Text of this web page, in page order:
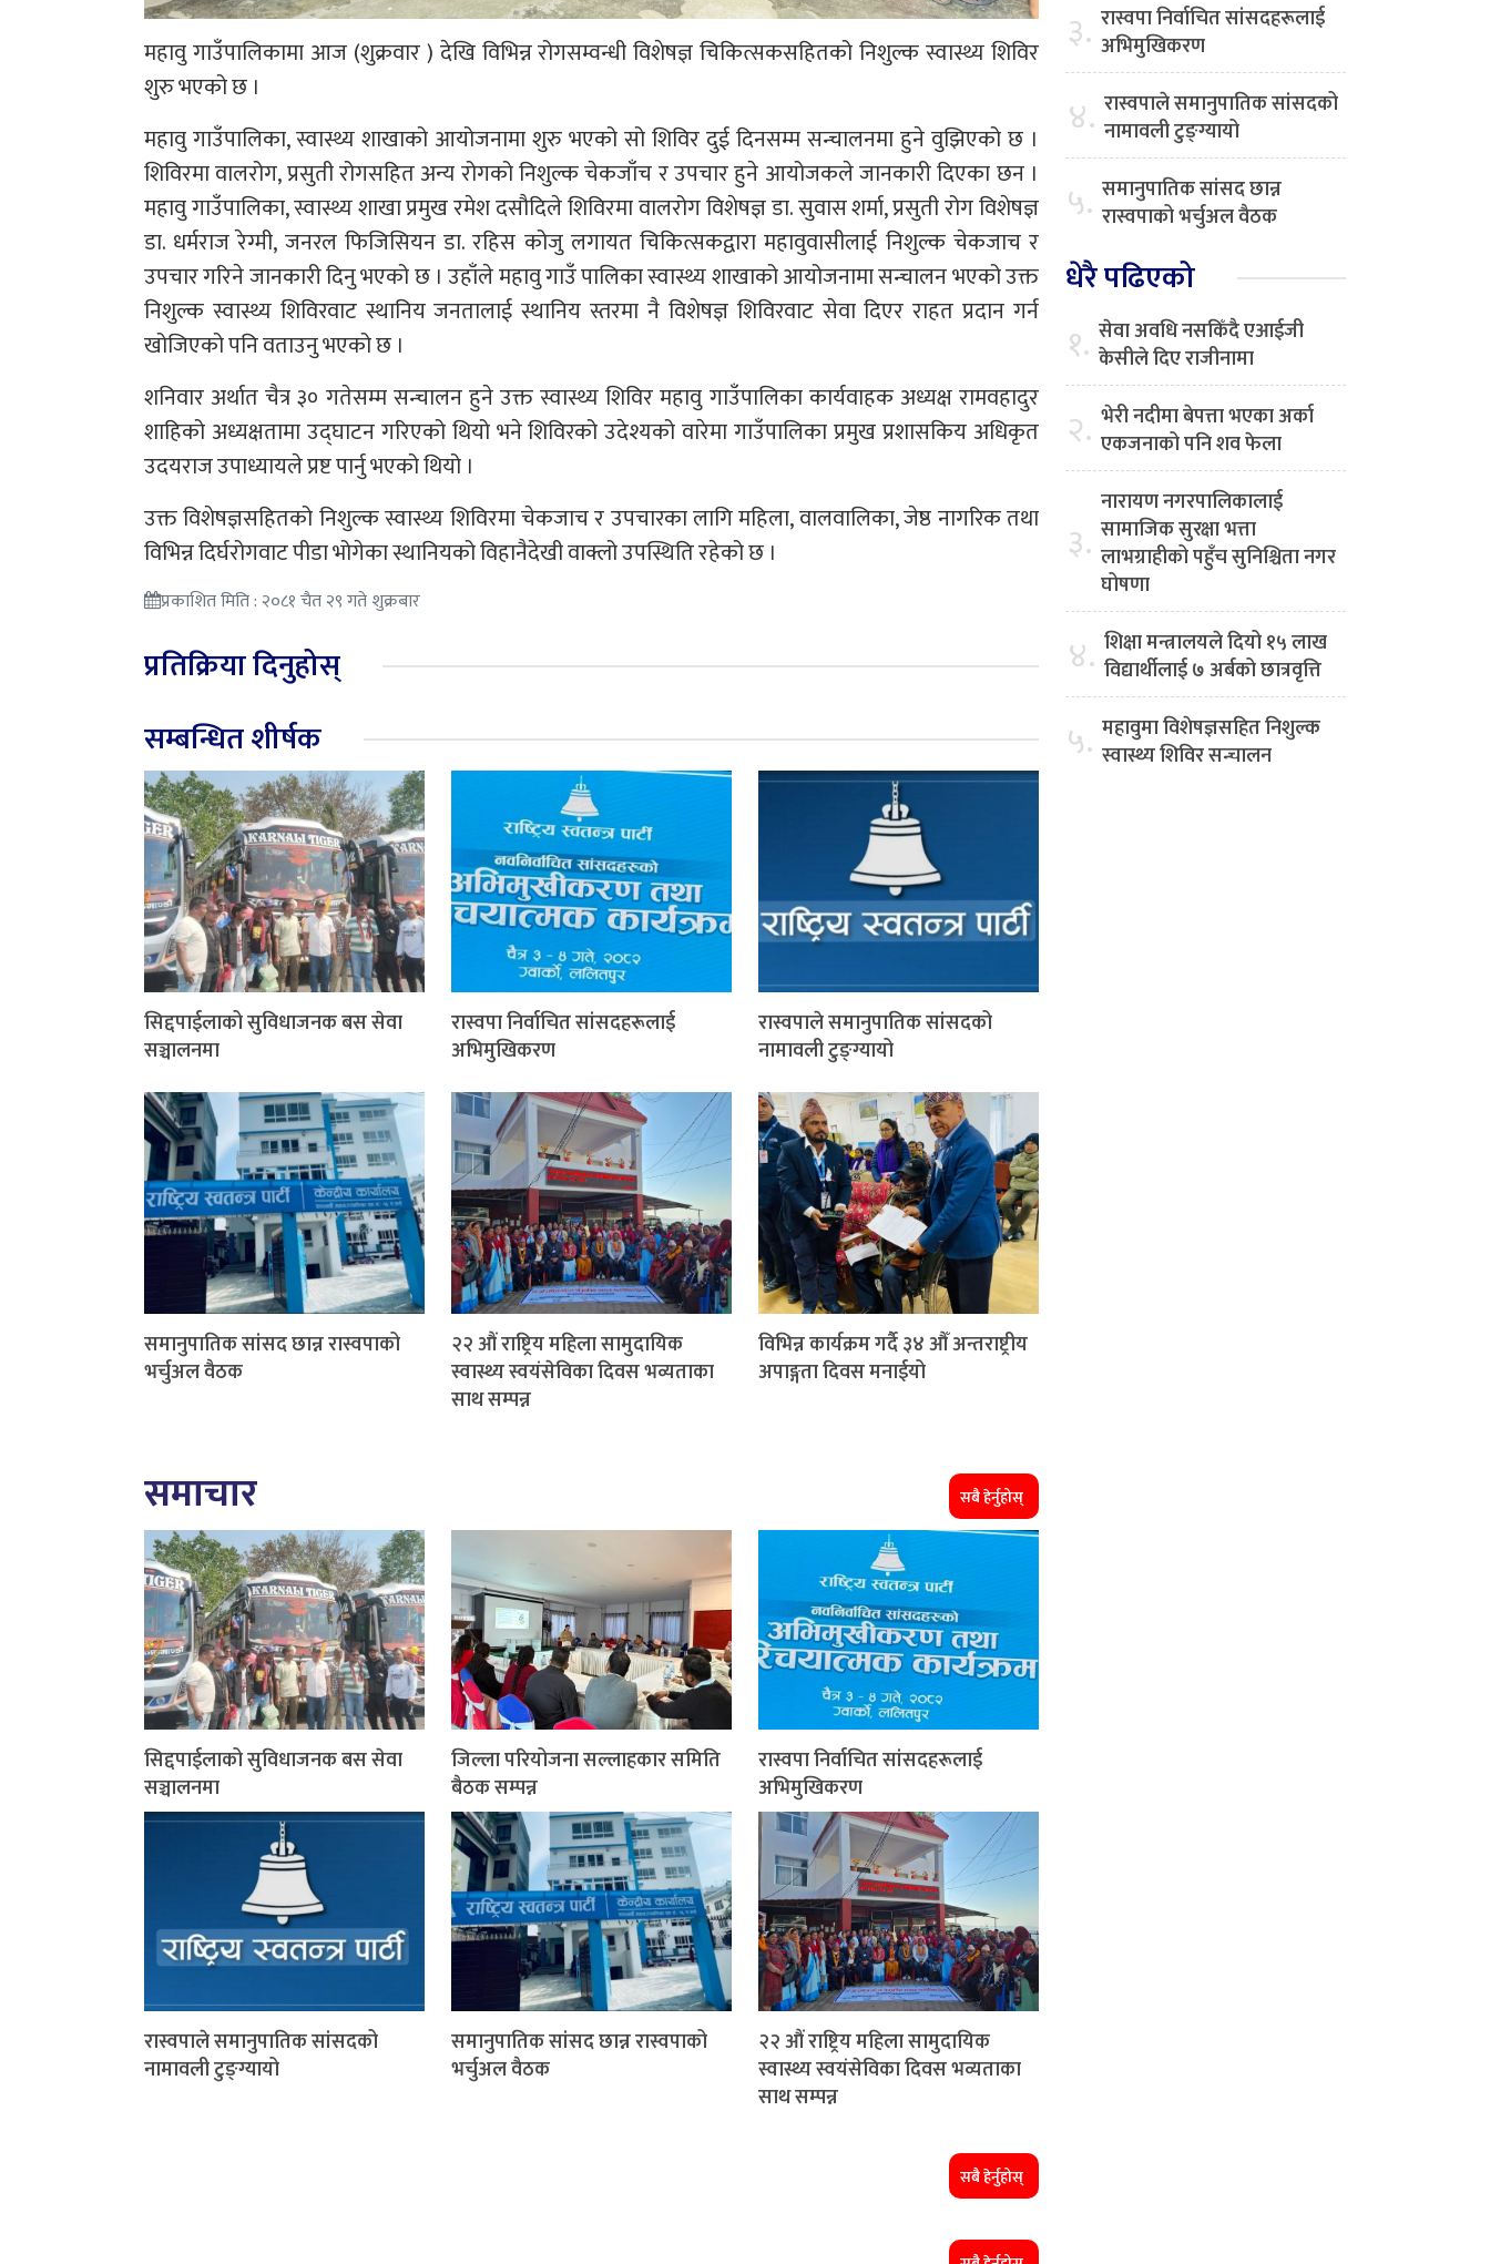
महावु गाउँपालिकामा आज (शुक्रवार ) देखि विभिन्न रोगसम्वन्धी विशेषज्ञ चिकित्सकसहितको निशुल्क स्वास्थ्य शिविर
शुरु भएको छ ।
महावु गाउँपालिका, स्वास्थ्य शाखाको आयोजनामा शुरु भएको सो शिविर दुई दिनसम्म सन्चालनमा हुने वुझिएको छ ।
शिविरमा वालरोग, प्रसुती रोगसहित अन्य रोगको निशुल्क चेकजाँच र उपचार हुने आयोजकले जानकारी दिएका छन ।
महावु गाउँपालिका, स्वास्थ्य शाखा प्रमुख रमेश दसौदिले शिविरमा वालरोग विशेषज्ञ डा. सुवास शर्मा, प्रसुती रोग विशेषज्ञ
डा. धर्मराज रेग्मी, जनरल फिजिसियन डा. रहिस कोजु लगायत चिकित्सकद्वारा महावुवासीलाई निशुल्क चेकजाच र
उपचार गरिने जानकारी दिनु भएको छ । उहाँले महावु गाउँ पालिका स्वास्थ्य शाखाको आयोजनामा सन्चालन भएको उक्त
निशुल्क स्वास्थ्य शिविरवाट स्थानिय जनतालाई स्थानिय स्तरमा नै विशेषज्ञ शिविरवाट सेवा दिएर राहत प्रदान गर्न
खोजिएको पनि वताउनु भएको छ ।
शनिवार अर्थात चैत्र ३० गतेसम्म सन्चालन हुने उक्त स्वास्थ्य शिविर महावु गाउँपालिका कार्यवाहक अध्यक्ष रामवहादुर
शाहिको अध्यक्षतामा उद्घाटन गरिएको थियो भने शिविरको उदेश्यको वारेमा गाउँपालिका प्रमुख प्रशासकिय अधिकृत
उदयराज उपाध्यायले प्रष्ट पार्नु भएको थियो ।
उक्त विशेषज्ञसहितको निशुल्क स्वास्थ्य शिविरमा चेकजाच र उपचारका लागि महिला, वालवालिका, जेष्ठ नागरिक तथा
विभिन्न दिर्घरोगवाट पीडा भोगेका स्थानियको विहानैदेखी वाक्लो उपस्थिति रहेको छ ।
प्रकाशित मिति : २०८१ चैत २९ गते शुक्रबार
प्रतिक्रिया दिनुहोस्
सम्बन्धित शीर्षक
सिद्दपाईलाको सुविधाजनक बस सेवा
सञ्चालनमा
रास्वपा निर्वाचित सांसदहरूलाई
अभिमुखिकरण
रास्वपाले समानुपातिक सांसदको
नामावली टुङ्ग्यायो
समानुपातिक सांसद छान्न रास्वपाको
भर्चुअल वैठक
२२ औं राष्ट्रिय महिला सामुदायिक
स्वास्थ्य स्वयंसेविका दिवस भव्यताका
साथ सम्पन्न
विभिन्न कार्यक्रम गर्दै ३४ औँ अन्तराष्ट्रीय
अपाङ्गता दिवस मनाईयो
समाचार सबै हेर्नुहोस्
सिद्दपाईलाको सुविधाजनक बस सेवा
सञ्चालनमा
जिल्ला परियोजना सल्लाहकार समिति
बैठक सम्पन्न
रास्वपा निर्वाचित सांसदहरूलाई
अभिमुखिकरण
रास्वपाले समानुपातिक सांसदको
नामावली टुङ्ग्यायो
समानुपातिक सांसद छान्न रास्वपाको
भर्चुअल वैठक
२२ औं राष्ट्रिय महिला सामुदायिक
स्वास्थ्य स्वयंसेविका दिवस भव्यताका
साथ सम्पन्न
सबै हेर्नुहोस्
३. रास्वपा निर्वाचित सांसदहरूलाई
अभिमुखिकरण
४. रास्वपाले समानुपातिक सांसदको
नामावली टुङ्ग्यायो
५. समानुपातिक सांसद छान्न
रास्वपाको भर्चुअल वैठक
धेरै पढिएको
१. सेवा अवधि नसकिँदै एआईजी
केसीले दिए राजीनामा
२. भेरी नदीमा बेपत्ता भएका अर्का
एकजनाको पनि शव फेला
३.
नारायण नगरपालिकालाई
सामाजिक सुरक्षा भत्ता
लाभग्राहीको पहुँच सुनिश्चिता नगर
घोषणा
४. शिक्षा मन्त्रालयले दियो १५ लाख
विद्यार्थीलाई ७ अर्बको छात्रवृत्ति
५. महावुमा विशेषज्ञसहित निशुल्क
स्वास्थ्य शिविर सन्चालन